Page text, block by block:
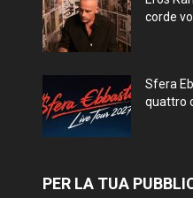
corde
Sfera
quattro
PER LA TUA